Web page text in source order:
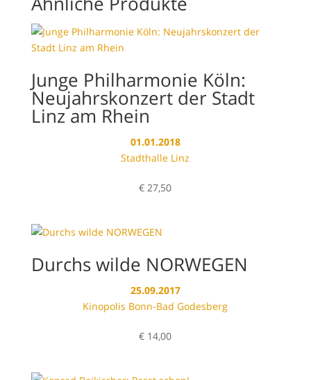
Junge Philharmonie Köln:
Neujahrskonzert der Stadt
Linz am Rhein
01.01.2018
Stadthalle Linz
€ 27,50
Durchs wilde NORWEGEN
25.09.2017
Kinopolis Bonn-Bad Godesberg
€ 14,00